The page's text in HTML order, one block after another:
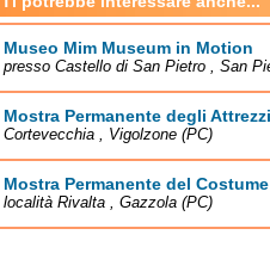
Museo Mim Museum in Motion
presso Castello di San Pietro , San
Mostra Permanente degli
Cortevecchia , Vigolzone (PC)
Mostra Permanente del
località Rivalta , Gazzola (PC)